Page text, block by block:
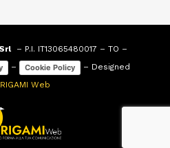
– P.I. IT13065480017 – TO –
– Cookie Policy
– Designed
Web